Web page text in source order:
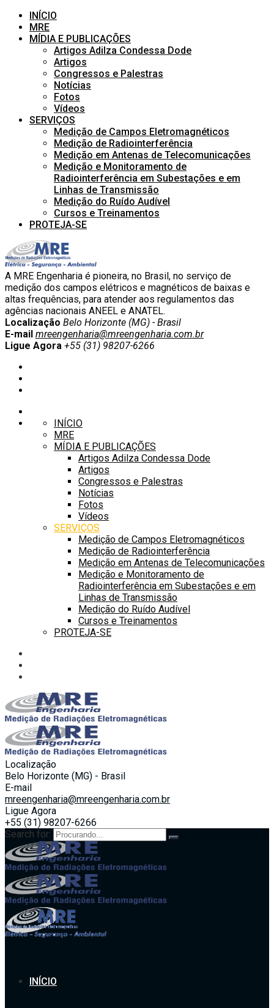
INÍCIO
MRE
MÍDIA E PUBLICAÇÕES
Artigos Adilza Condessa Dode
Artigos
Congressos e Palestras
Notícias
Fotos
Vídeos
SERVIÇOS
Medição de Campos Eletromagnéticos
Medição de Radiointerferência
Medição em Antenas de Telecomunicações
Medição e Monitoramento de
Radiointerferência em Subestações e em
Linhas de Transmissão
Medição do Ruído Audível
Cursos e Treinamentos
PROTEJA-SE
A MRE Engenharia é pioneira, no Brasil, no serviço de
medição dos campos elétricos e magnéticos de baixas e
altas frequências, para atender aos regulamentos das
agências nacionais ANEEL e ANATEL.
Localização Belo Horizonte (MG) - Brasil
E-mail mreengenharia@mreengenharia.com.br
Ligue Agora +55 (31) 98207-6266
INÍCIO
MRE
MÍDIA E PUBLICAÇÕES
Artigos Adilza Condessa Dode
Artigos
Congressos e Palestras
Notícias
Fotos
Vídeos
SERVIÇOS
Medição de Campos Eletromagnéticos
Medição de Radiointerferência
Medição em Antenas de Telecomunicações
Medição e Monitoramento de
Radiointerferência em Subestações e em
Linhas de Transmissão
Medição do Ruído Audível
Cursos e Treinamentos
PROTEJA-SE
Localização
Belo Horizonte (MG) - Brasil
E-mail
mreengenharia@mreengenharia.com.br
Ligue Agora
+55 (31) 98207-6266
Search for:
INÍCIO